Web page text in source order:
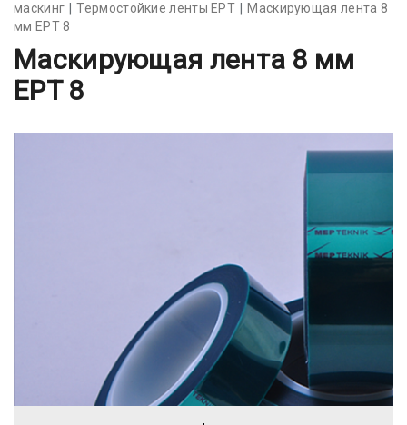
маскинг
Термостойкие ленты EPT
Маскирующая лента 8
мм EPT 8
Маскирующая лента 8 мм
EPT 8